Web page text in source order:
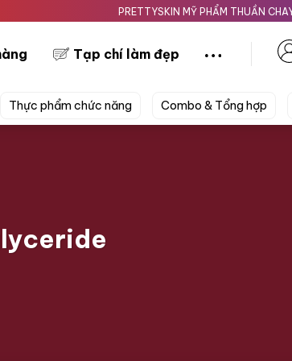
PRETTYSKIN MỸ PHẨM THUẦN CHAY CAO
Tạp chí làm đẹp
Thực phẩm chức năng Combo & Tổng hợp